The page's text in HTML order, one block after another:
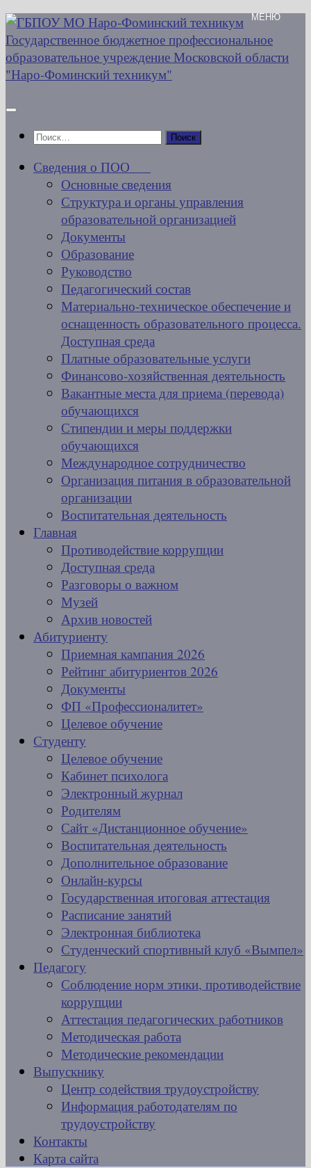
Перейти
к
содержимому
Найти:
Сведения о ПОО
Основные сведения
Структура и органы управления
образовательной организацией
Документы
Образование
Руководство
Педагогический состав
Материально-техническое обеспечение и
оснащенность образовательного процесса.
Доступная среда
Платные образовательные услуги
Финансово-хозяйственная деятельность
Вакантные места для приема (перевода)
обучающихся
Стипендии и меры поддержки
обучающихся
Международное сотрудничество
Организация питания в образовательной
организации
Воспитательная деятельность
Главная
Противодействие коррупции
Доступная среда
Разговоры о важном
Музей
Архив новостей
Абитуриенту
Приемная кампания 2026
Рейтинг абитуриентов 2026
Документы
ФП «Профессионалитет»
Целевое обучение
Студенту
Целевое обучение
Кабинет психолога
Электронный журнал
Родителям
Сайт «Дистанционное обучение»
Воспитательная деятельность
Дополнительное образование
Онлайн-курсы
Государственная итоговая аттестация
Расписание занятий
Электронная библиотека
Студенческий спортивный клуб «Вымпел»
Педагогу
Соблюдение норм этики, противодействие
коррупции
Аттестация педагогических работников
Методическая работа
Методические рекомендации
Выпускнику
Центр содействия трудоустройству
Информация работодателям по
трудоустройству
Контакты
Карта сайта